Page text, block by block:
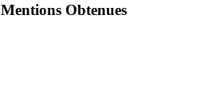
Mentions Obtenues